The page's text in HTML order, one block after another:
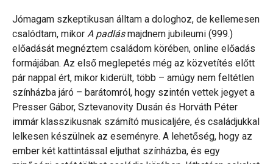
Jómagam szkeptikusan álltam a dologhoz, de kellemesen
csalódtam, mikor A padlásmajdnem jubileumi (999.)
előadását megnéztem családom körében, online előadás
formájában. Az első meglepetés még az közvetítés előtt
pár nappal ért, mikor kiderült, több – amúgy nem feltétlen
színházba járó – barátomról, hogy szintén vettek jegyet a
Presser Gábor, Sztevanovity Dusán és Horváth Péter
immár klasszikusnak számító musicaljére, és családjukkal
lelkesen készülnek az eseményre. A lehetőség, hogy az
ember két kattintással eljuthat színházba, és egy